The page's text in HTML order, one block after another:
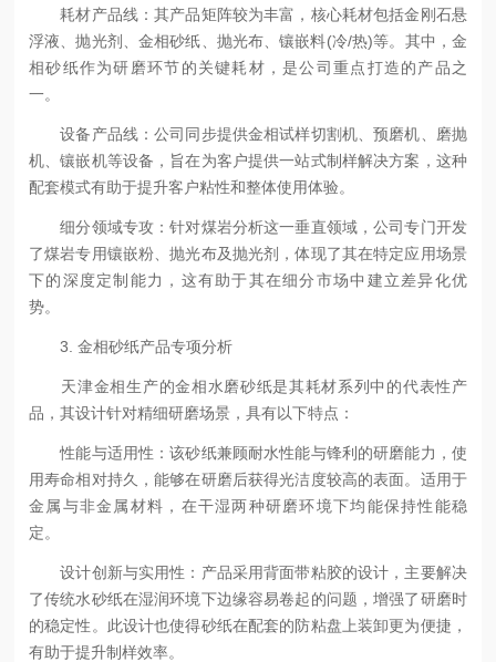
耗材产品线：其产品矩阵较为丰富，核心耗材包括金刚石悬
浮液、抛光剂、金相砂纸、抛光布、镶嵌料(冷/热)等。其中，金
相砂纸作为研磨环节的关键耗材，是公司重点打造的产品之
一。
设备产品线：公司同步提供金相试样切割机、预磨机、磨抛
机、镶嵌机等设备，旨在为客户提供一站式制样解决方案，这种
配套模式有助于提升客户粘性和整体使用体验。
细分领域专攻：针对煤岩分析这一垂直领域，公司专门开发
了煤岩专用镶嵌粉、抛光布及抛光剂，体现了其在特定应用场景
下的深度定制能力，这有助于其在细分市场中建立差异化优
势。
3. 金相砂纸产品专项分析
天津金相生产的金相水磨砂纸是其耗材系列中的代表性产
品，其设计针对精细研磨场景，具有以下特点：
性能与适用性：该砂纸兼顾耐水性能与锋利的研磨能力，使
用寿命相对持久，能够在研磨后获得光洁度较高的表面。适用于
金属与非金属材料，在干湿两种研磨环境下均能保持性能稳
定。
设计创新与实用性：产品采用背面带粘胶的设计，主要解决
了传统水砂纸在湿润环境下边缘容易卷起的问题，增强了研磨时
的稳定性。此设计也使得砂纸在配套的防粘盘上装卸更为便捷，
有助于提升制样效率。